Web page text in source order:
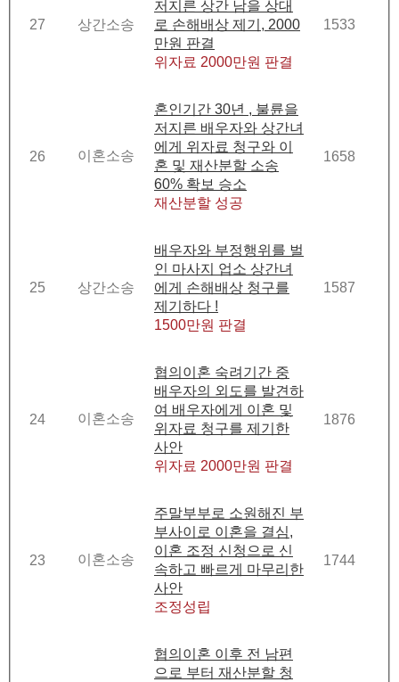
27 상간소송
저지른 상간 남을 상대
로 손해배상 제기, 2000
만원 판결
위자료 2000만원 판결
1533
26 이혼소송
혼인기간 30년 , 불륜을
저지른 배우자와 상간녀
에게 위자료 청구와 이
혼 및 재산분할 소송
60% 확보 승소
재산분할 성공
1658
25 상간소송
배우자와 부정행위를 벌
인 마사지 업소 상간녀
에게 손해배상 청구를
제기하다 !
1500만원 판결
1587
24 이혼소송
협의이혼 숙려기간 중
배우자의 외도를 발견하
여 배우자에게 이혼 및
위자료 청구를 제기한
사안
위자료 2000만원 판결
1876
23 이혼소송
주말부부로 소원해진 부
부사이로 이혼을 결심,
이혼 조정 신청으로 신
속하고 빠르게 마무리한
사안
조정성립
1744
협의이혼 이후 전 남편
으로 부터 재산분할 청